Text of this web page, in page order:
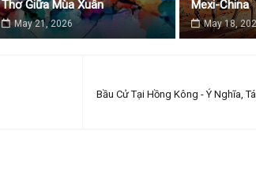
Thơ Giữa Mùa Xuân
May 21, 2026
Mexi-China
May 18,
Bầu Cử Tại Hồng Kông - Ý Nghĩa,